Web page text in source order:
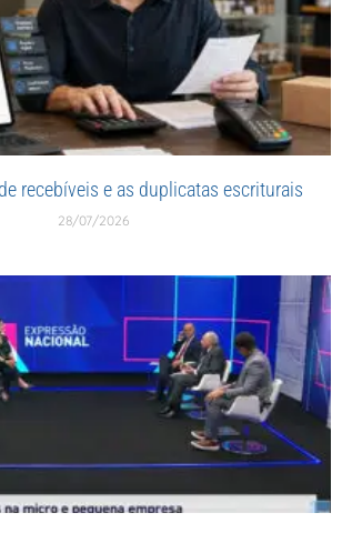
recebíveis e as duplicatas escriturais
28/07/2026